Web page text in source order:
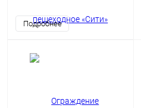
Подробнее